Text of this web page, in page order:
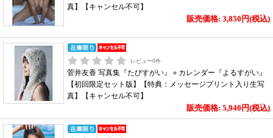
真】【キャンセル不可】
販売価格: 3,850円(税込)
レビュー0件
菅井友香 写真集『たびすがい』＋カレンダー『よるすがい』
【初回限定セット版】【特典：メッセージプリント入り生写
真】【キャンセル不可】
販売価格: 5,940円(税込)